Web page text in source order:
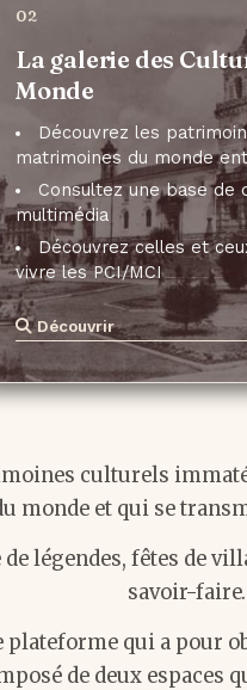
02
La galerie des
Monde
Découvrez les
matrimoines du monde
Consultez une base de
multimédia
Découvrez celles et
vivre les PCI/MCI
Découvrir
culturels
monde et qui se
légendes, fêtes de
savoir-
plateforme qui a pour
de deux espaces